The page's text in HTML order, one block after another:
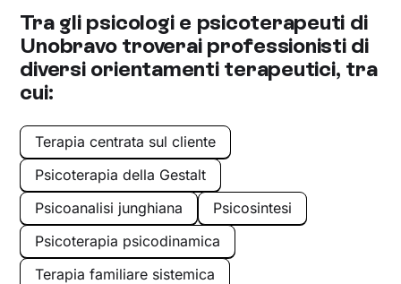
Tra gli psicologi e psicoterapeuti di
Unobravo troverai professionisti di
diversi orientamenti terapeutici, tra
cui:
Terapia centrata sul cliente
Psicoterapia della Gestalt
Psicoanalisi junghiana
Psicosintesi
Psicoterapia psicodinamica
Terapia familiare sistemica